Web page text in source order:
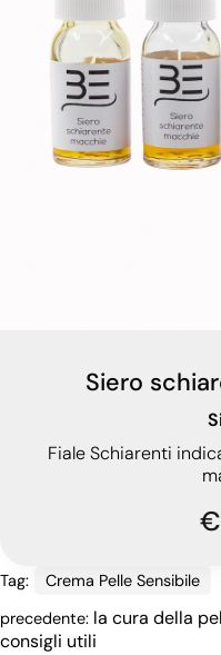
Siero
Fiale Schiarenti
Tag:
Crema Pelle Sensibile
precedente: la cura della
consigli utili